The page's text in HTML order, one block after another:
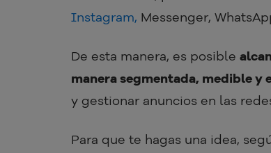
Instagram, Messenger,
De esta manera, es posible
manera segmentada, medible y
y gestionar anuncios en las
Para que te hagas una idea,